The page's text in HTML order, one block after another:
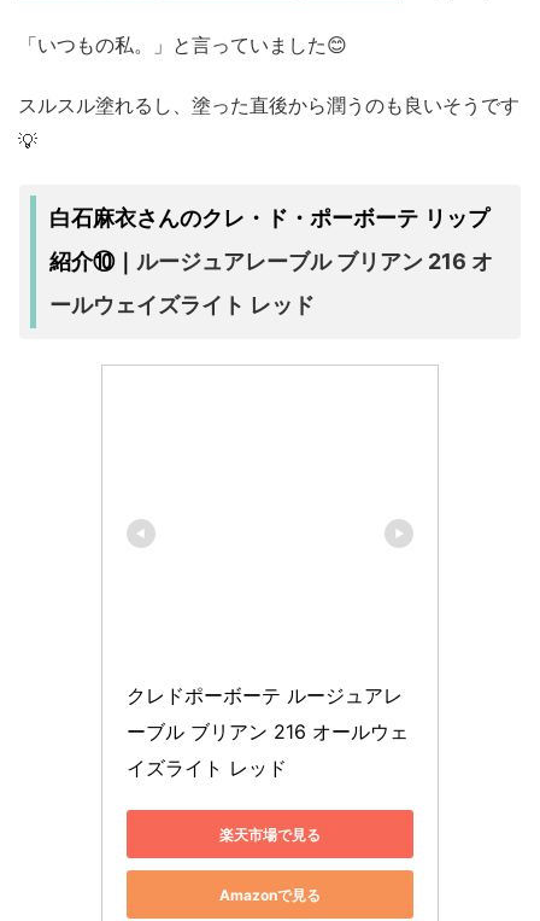
「いつもの私。」と言っていました😊
スルスル塗れるし、塗った直後から潤うのも良いそうです
💡
白石麻衣さんのクレ・ド・ポーボーテ リップ
紹介⑩｜ルージュアレーブル ブリアン 216 オ
ールウェイズライト レッド
クレドポーボーテ ルージュアレ
ーブル ブリアン 216 オールウェ
イズライト レッド
楽天市場で見る
Amazonで見る